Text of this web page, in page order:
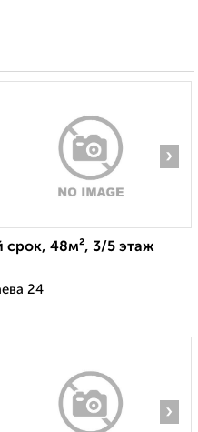
›
срок, 48м², 3/5 этаж
24
›